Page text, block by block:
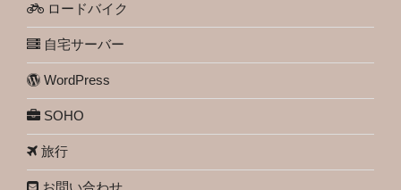
ロードバイク
自宅サーバー
WordPress
SOHO
旅行